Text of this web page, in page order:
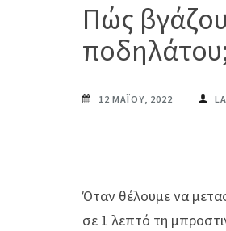
Πώς
12 ΜΑΪ́ΟΥ, 2022
Όταν θέλουμε να
σε 1 λεπτό τη